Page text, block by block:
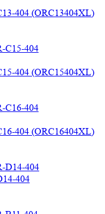
404 (ORC13404XL)
404 (ORC15404XL)
404 (ORC16404XL)
404